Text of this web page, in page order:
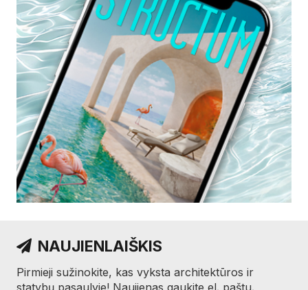
NAUJIENLAIŠKIS
Pirmieji sužinokite, kas vyksta architektūros ir
statybų pasaulyje! Naujienas gaukite el. paštu.